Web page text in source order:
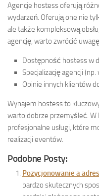
Agencje hostess oferują
wydarzeń. Oferują one nie
ale także kompleksową
agencję, warto zwrócić
Dostępność hostess w
Specjalizację agencji
Opinie innych klientów
Wynajem hostess to
warto dobrze przemyśleć. W
profesjonalne usługi, które
realizacji eventów.
Podobne Posty:
Pozycjonowanie a
bardzo skutecznych